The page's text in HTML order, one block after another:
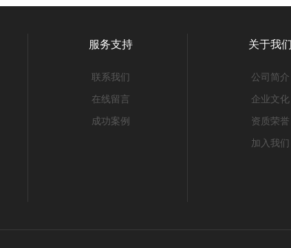
服务支持
联系我们
在线留言
成功案例
关于我们
公司简介
企业文化
资质荣誉
加入我们